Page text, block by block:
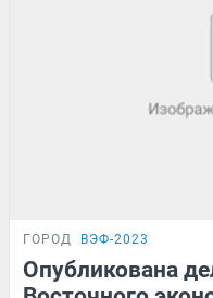
ГОРОД ВЭФ-2023
Опубликована